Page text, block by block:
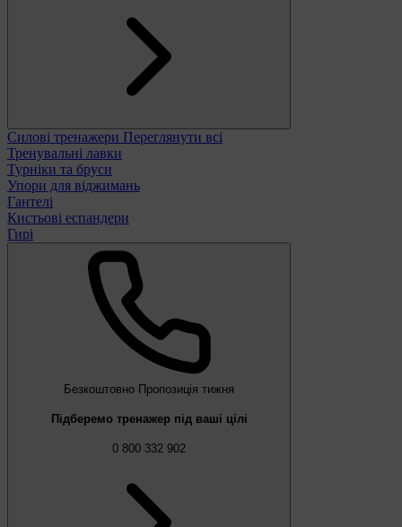
Силові тренажери Переглянути всі
Тренувальні лавки
Турніки та бруси
Упори для віджимань
Гантелі
Кистьові еспандери
Гирі
Безкоштовно Пропозиція тижня
Підберемо тренажер під ваші цілі
0 800 332 902